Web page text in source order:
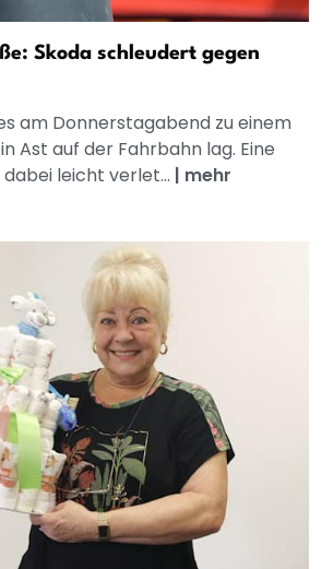
Skoda schleudert gegen
am Donnerstagabend zu einem
Ast auf der Fahrbahn lag. Eine
leicht verlet... | mehr